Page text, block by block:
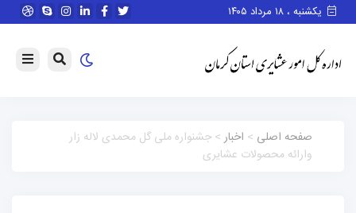
یکشنبه ، ۱۸ مرداد ۱۴۰۵
صفحه اصلی > اخبار> جشنواره ملی گل محمدی لاله زار
وارائه محصولات عشایری